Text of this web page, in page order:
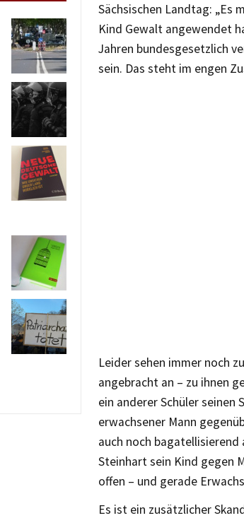
Sächsischen Landtag: „Es
Kind Gewalt angewendet
Jahren bundesgesetzlich
sein. Das steht im engen
Leider sehen immer noch
angebracht an – zu ihnen
ein anderer Schüler seinen
erwachsener Mann
auch noch bagatellisierend
Steinhart sein Kind gegen
offen – und gerade
Es ist ein zusätzlicher